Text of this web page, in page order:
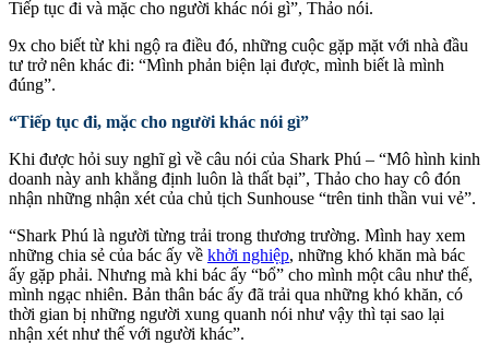
Tiếp tục đi và mặc cho người khác nói gì”, Thảo nói.
9x cho biết từ khi ngộ ra điều đó, những cuộc gặp mặt với nhà đầu
tư trở nên khác đi: “Mình phản biện lại được, mình biết là mình
đúng”.
“Tiếp tục đi, mặc cho người khác nói gì”
Khi được hỏi suy nghĩ gì về câu nói của Shark Phú – “Mô hình kinh
doanh này anh khẳng định luôn là thất bại”, Thảo cho hay cô đón
nhận những nhận xét của chủ tịch Sunhouse “trên tinh thần vui vẻ”.
“Shark Phú là người từng trải trong thương trường. Mình hay xem
những chia sẻ của bác ấy về khởi nghiệp, những khó khăn mà bác
ấy gặp phải. Nhưng mà khi bác ấy “bổ” cho mình một câu như thế,
mình ngạc nhiên. Bản thân bác ấy đã trải qua những khó khăn, có
thời gian bị những người xung quanh nói như vậy thì tại sao lại
nhận xét như thế với người khác”.